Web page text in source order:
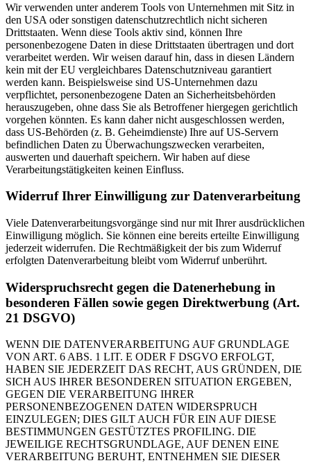
Wir verwenden unter anderem Tools von Unternehmen mit Sitz in
den USA oder sonstigen datenschutzrechtlich nicht sicheren
Drittstaaten. Wenn diese Tools aktiv sind, können Ihre
personenbezogene Daten in diese Drittstaaten übertragen und dort
verarbeitet werden. Wir weisen darauf hin, dass in diesen Ländern
kein mit der EU vergleichbares Datenschutzniveau garantiert
werden kann. Beispielsweise sind US-Unternehmen dazu
verpflichtet, personenbezogene Daten an Sicherheitsbehörden
herauszugeben, ohne dass Sie als Betroffener hiergegen gerichtlich
vorgehen könnten. Es kann daher nicht ausgeschlossen werden,
dass US-Behörden (z. B. Geheimdienste) Ihre auf US-Servern
befindlichen Daten zu Überwachungszwecken verarbeiten,
auswerten und dauerhaft speichern. Wir haben auf diese
Verarbeitungstätigkeiten keinen Einfluss.
Widerruf Ihrer Einwilligung zur Datenverarbeitung
Viele Datenverarbeitungsvorgänge sind nur mit Ihrer ausdrücklichen
Einwilligung möglich. Sie können eine bereits erteilte Einwilligung
jederzeit widerrufen. Die Rechtmäßigkeit der bis zum Widerruf
erfolgten Datenverarbeitung bleibt vom Widerruf unberührt.
Widerspruchsrecht gegen die Datenerhebung in
besonderen Fällen sowie gegen Direktwerbung (Art.
21 DSGVO)
WENN DIE DATENVERARBEITUNG AUF GRUNDLAGE
VON ART. 6 ABS. 1 LIT. E ODER F DSGVO ERFOLGT,
HABEN SIE JEDERZEIT DAS RECHT, AUS GRÜNDEN, DIE
SICH AUS IHRER BESONDEREN SITUATION ERGEBEN,
GEGEN DIE VERARBEITUNG IHRER
PERSONENBEZOGENEN DATEN WIDERSPRUCH
EINZULEGEN; DIES GILT AUCH FÜR EIN AUF DIESE
BESTIMMUNGEN GESTÜTZTES PROFILING. DIE
JEWEILIGE RECHTSGRUNDLAGE, AUF DENEN EINE
VERARBEITUNG BERUHT, ENTNEHMEN SIE DIESER